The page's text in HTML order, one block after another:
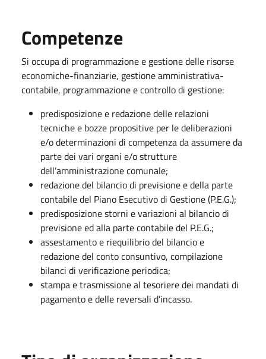
Competenze
Si occupa di programmazione e gestione delle risorse
economiche-finanziarie, gestione amministrativa-
contabile, programmazione e controllo di gestione:
predisposizione e redazione delle relazioni
tecniche e bozze propositive per le deliberazioni
e/o determinazioni di competenza da assumere da
parte dei vari organi e/o strutture
dell’amministrazione comunale;
redazione del bilancio di previsione e della parte
contabile del Piano Esecutivo di Gestione (P.E.G.);
predisposizione storni e variazioni al bilancio di
previsione ed alla parte contabile del P.E.G.;
assestamento e riequilibrio del bilancio e
redazione del conto consuntivo, compilazione
bilanci di verificazione periodica;
stampa e trasmissione al tesoriere dei mandati di
pagamento e delle reversali d’incasso.